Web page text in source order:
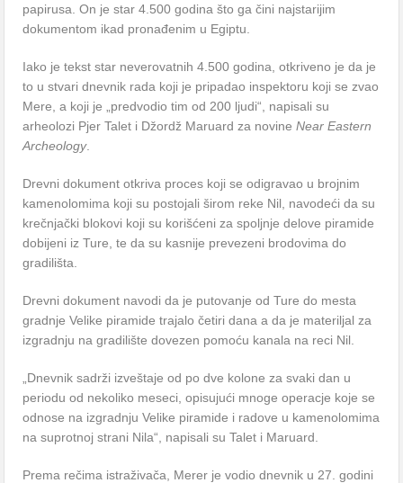
papirusa. On je star 4.500 godina što ga čini najstarijim
dokumentom ikad pronađenim u Egiptu.
Iako je tekst star neverovatnih 4.500 godina, otkriveno je da je
to u stvari dnevnik rada koji je pripadao inspektoru koji se zvao
Mere, a koji je „predvodio tim od 200 ljudi“, napisali su
arheolozi Pjer Talet i Džordž Maruard za novineNear Eastern
Archeology.
Drevni dokument otkriva proces koji se odigravao u brojnim
kamenolomima koji su postojali širom reke Nil, navodeći da su
krečnjački blokovi koji su korišćeni za spoljnje delove piramide
dobijeni iz Ture, te da su kasnije prevezeni brodovima do
gradilišta.
Drevni dokument navodi da je putovanje od Ture do mesta
gradnje Velike piramide trajalo četiri dana a da je materiljal za
izgradnju na gradilište dovezen pomoću kanala na reci Nil.
„Dnevnik sadrži izveštaje od po dve kolone za svaki dan u
periodu od nekoliko meseci, opisujući mnoge operacje koje se
odnose na izgradnju Velike piramide i radove u kamenolomima
na suprotnoj strani Nila“, napisali su Talet i Maruard.
Prema rečima istraživača, Merer je vodio dnevnik u 27. godini